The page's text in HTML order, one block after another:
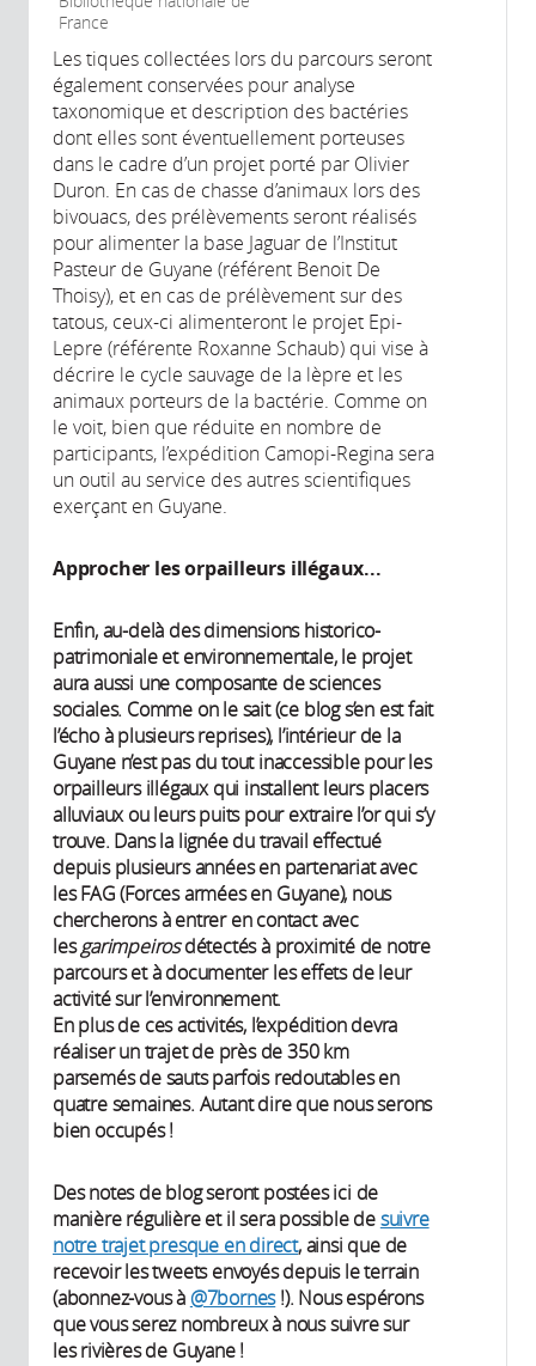
France
Les tiques collectées lors du parcours seront
également conservées pour analyse
taxonomique et description des bactéries
dont elles sont éventuellement porteuses
dans le cadre d’un projet porté par Olivier
Duron. En cas de chasse d’animaux lors des
bivouacs, des prélèvements seront réalisés
pour alimenter la base Jaguar de l’Institut
Pasteur de Guyane (référent Benoit De
Thoisy), et en cas de prélèvement sur des
tatous, ceux-ci alimenteront le projet Epi-
Lepre (référente Roxanne Schaub) qui vise à
décrire le cycle sauvage de la lèpre et les
animaux porteurs de la bactérie. Comme on
le voit, bien que réduite en nombre de
participants, l’expédition Camopi-Regina sera
un outil au service des autres scientifiques
exerçant en Guyane.
Approcher les orpailleurs illégaux...
Enfin, au-delà des dimensions historico-
patrimoniale et environnementale, le projet
aura aussi une composante de sciences
sociales. Comme on le sait (ce blog s’en est fait
l’écho à plusieurs reprises), l’intérieur de la
Guyane n’est pas du tout inaccessible pour les
orpailleurs illégaux qui installent leurs placers
alluviaux ou leurs puits pour extraire l’or qui s’y
trouve. Dans la lignée du travail effectué
depuis plusieurs années en partenariat avec
les FAG (Forces armées en Guyane), nous
chercherons à entrer en contact avec
lesgarimpeirosdétectés à proximité de notre
parcours et à documenter les effets de leur
activité sur l’environnement.
En plus de ces activités, l’expédition devra
réaliser un trajet de près de 350 km
parsemés de sauts parfois redoutables en
quatre semaines. Autant dire que nous serons
bien occupés !
Des notes de blog seront postées ici de
manière régulière et il sera possible desuivre
notre trajet presque en direct, ainsi que de
recevoir les tweets envoyés depuis le terrain
(abonnez-vous à @7bornes!). Nous espérons
que vous serez nombreux à nous suivre sur
les rivières de Guyane !